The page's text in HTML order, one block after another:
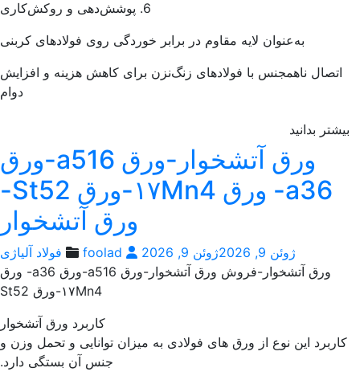
به‌عنوان لایه مقاوم در برابر خوردگی روی فولادهای کربنی
اتصال ناهمجنس با فولادهای زنگ‌نزن برای کاهش هزینه و افزایش
دوام
بدانید
ورق آتشخوار-ورق a516-ورق
a36- ورق ۱۷Mn4-ورق St52-
ورق آتشخوار
ژوئن 9, 2026 ژوئن 9, 2026 foolad
فولاد آلیاژی
ورق آتشخوار-فروش ورق آتشخوار-ورق a516-ورق a36- ورق
۱۷Mn4-ورق St52
کاربرد ورق آتشخوار
کاربرد این نوع از ورق های فولادی به میزان توانایی و تحمل وزن و
جنس آن بستگی دارد.